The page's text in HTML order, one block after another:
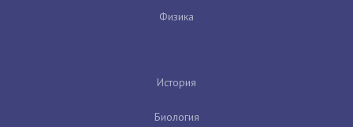
Физика
История
Биология